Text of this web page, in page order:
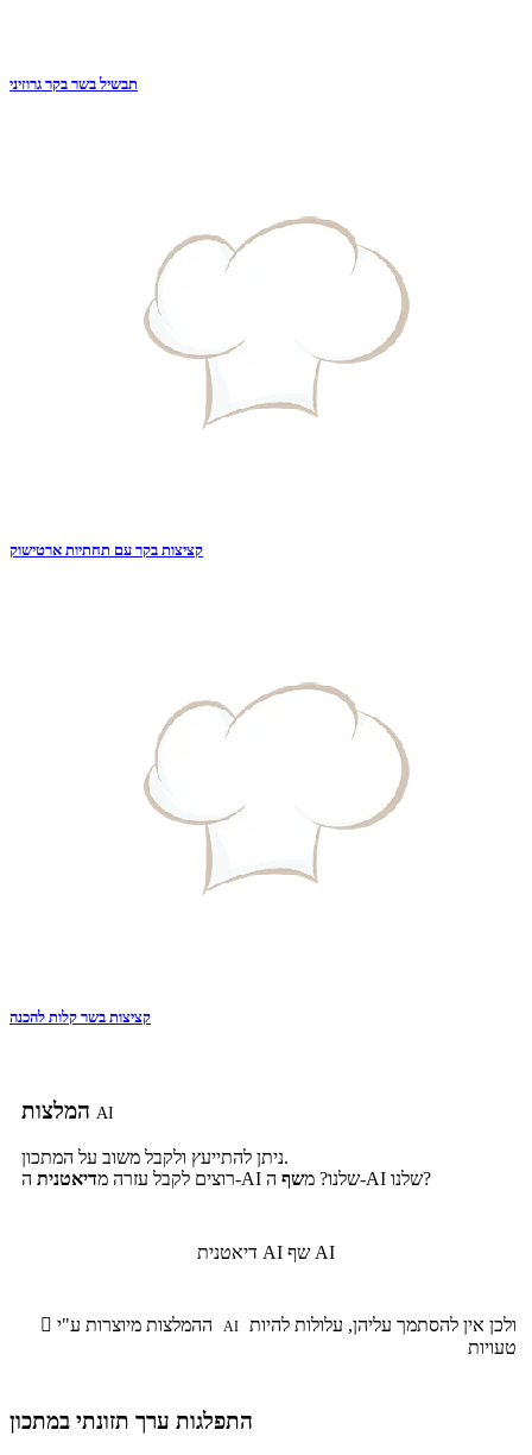
תבשיל בשר בקר גרוזיני
קציצות בקר עם תחתיות ארטישוק
קציצות בשר קלות להכנה
AI
ניתן להתייעץ ולקבל משוב על המתכון.
רוצים לקבל עזרה מדיאטנית ה-AI שלנו? משף ה-AI שלנו?
דיאטנית AI שף AI
 AI
טעויות
התפלגות ערך תזונתי במתכון